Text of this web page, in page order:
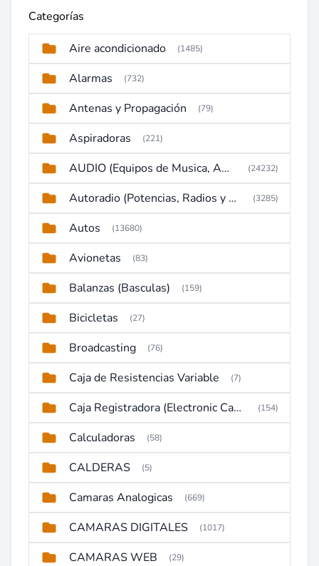
Categorías
Aire acondicionado (1485)
Alarmas (732)
Antenas y Propagación (79)
Aspiradoras (221)
AUDIO (Equipos de Musica, Amplificadores, Reproductores, Etc) (24232)
Autoradio (Potencias, Radios y DVD) (3285)
Autos (13680)
Avionetas (83)
Balanzas (Basculas) (159)
Bicicletas (27)
Broadcasting (76)
Caja de Resistencias Variable (7)
Caja Registradora (Electronic Cash Register) (154)
Calculadoras (58)
CALDERAS (5)
Camaras Analogicas (669)
CAMARAS DIGITALES (1017)
CAMARAS WEB (29)